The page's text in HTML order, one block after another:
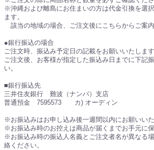
※沖縄および離島にお住まいの方は代金引換を選
ます。
該当の地域の場合、ご注文後にこちらからご案内
●銀行振込の場合
ご注文時、振込み予定日の記載をお願いいたします
ご注文後、お客様が指定した振込み日までに下記
い。
■銀行振込先
三井住友銀行 難波（ナンバ）支店
普通預金 7595573 カ) オーディン
※お振込みはお申し込み後一週間以内にお願いいた
※お振込み時のお控えは商品が届くまでお手元に保
※お振込み時の振込人名義とご注文者名が異なる
絡ください。